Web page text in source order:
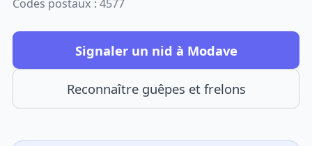
Codes postaux : 4577
Signaler un nid à Modave
Reconnaître guêpes et frelons